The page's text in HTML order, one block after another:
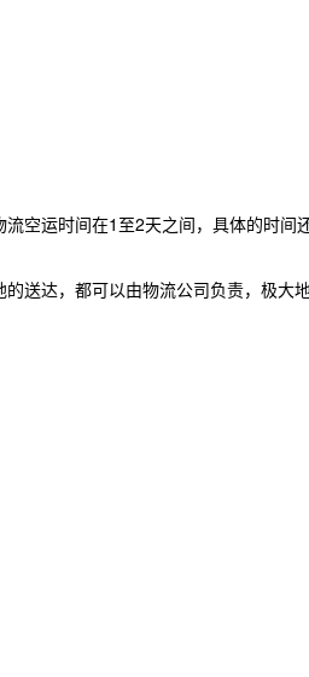
流空运时间在1至2天之间，具体的时间
送达，都可以由物流公司负责，极